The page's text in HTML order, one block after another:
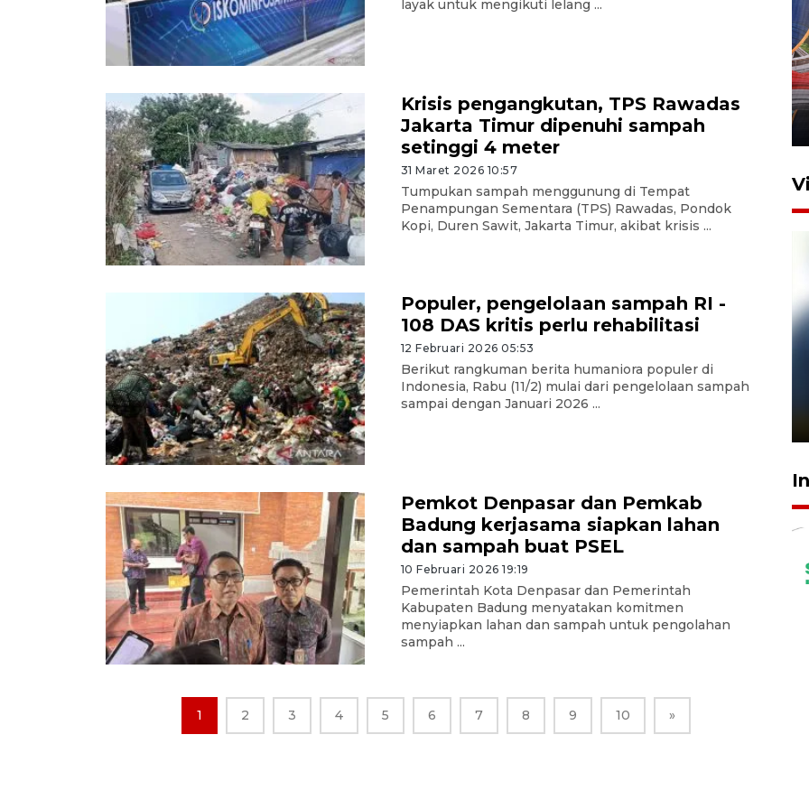
layak untuk mengikuti lelang ...
Krisis pengangkutan, TPS Rawadas
Jakarta Timur dipenuhi sampah
setinggi 4 meter
31 Maret 2026 10:57
Tumpukan sampah menggunung di Tempat
Penampungan Sementara (TPS) Rawadas, Pondok
Kopi, Duren Sawit, Jakarta Timur, akibat krisis ...
Populer, pengelolaan sampah RI -
108 DAS kritis perlu rehabilitasi
12 Februari 2026 05:53
Berikut rangkuman berita humaniora populer di
Indonesia, Rabu (11/2) mulai dari pengelolaan sampah
sampai dengan Januari 2026 ...
Pemkot Denpasar dan Pemkab
Badung kerjasama siapkan lahan
dan sampah buat PSEL
10 Februari 2026 19:19
Pemerintah Kota Denpasar dan Pemerintah
Kabupaten Badung menyatakan komitmen
menyiapkan lahan dan sampah untuk pengolahan
sampah ...
1 2 3 4 5 6 7 8 9 10 »
Stasiun Bogor
12 Juni 2026 18:49
Pelanggan Filaha Farm setia
sampai 8 tahan?